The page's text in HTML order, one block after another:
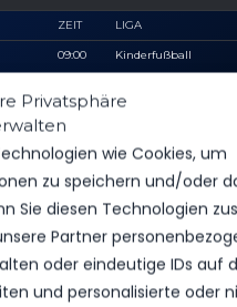
Privatsphäre
wie Cookies, um
zu speichern und/oder
Sie diesen Technologien
Partner
oder eindeutige IDs auf
und personalisierte oder
ZEIT LIGA
09:00 Kinderfußball
TORE
Bestensee 4
F1-Jugend 4